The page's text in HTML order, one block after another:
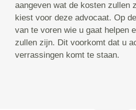
aangeven wat de kosten zullen
kiest voor deze advocaat. Op
van te voren wie u gaat helpen
zullen zijn. Dit voorkomt dat u
verrassingen komt te staan.